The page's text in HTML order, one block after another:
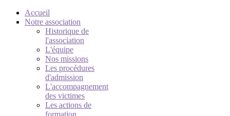
Accueil
Notre association
Historique de
l'association
L'équipe
Nos missions
Les procédures
d'admission
L'accompagnement
des victimes
Les actions de
formation